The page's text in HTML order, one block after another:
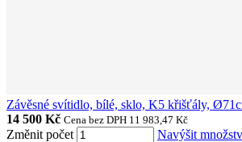
Závěsné svítidlo, bílé, sklo, K5 křišťály,
14 500 Kč Cena bez DPH 11 983,47 Kč
Změnit počet Navýšit